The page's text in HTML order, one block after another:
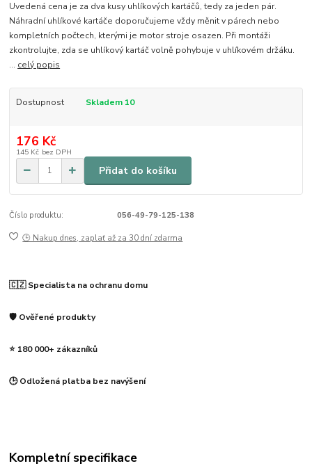
Uvedená cena je za dva kusy uhlíkových kartáčů, tedy za jeden pár.
Náhradní uhlíkové kartáče doporučujeme vždy měnit v párech nebo
kompletních počtech, kterými je motor stroje osazen. Při montáži
zkontrolujte, zda se uhlíkový kartáč volně pohybuje v uhlíkovém držáku.
... celý popis
Dostupnost Skladem 10
176 Kč
145 Kč bez DPH
Přidat do košíku
Číslo produktu: 056-49-79-125-138
🕒 Nakup dnes, zaplať až za 30 dní zdarma
🇨🇿 Specialista na ochranu domu
🛡️ Ověřené produkty
⭐ 180 000+ zákazníků
🕒 Odložená platba bez navýšení
Kompletní specifikace